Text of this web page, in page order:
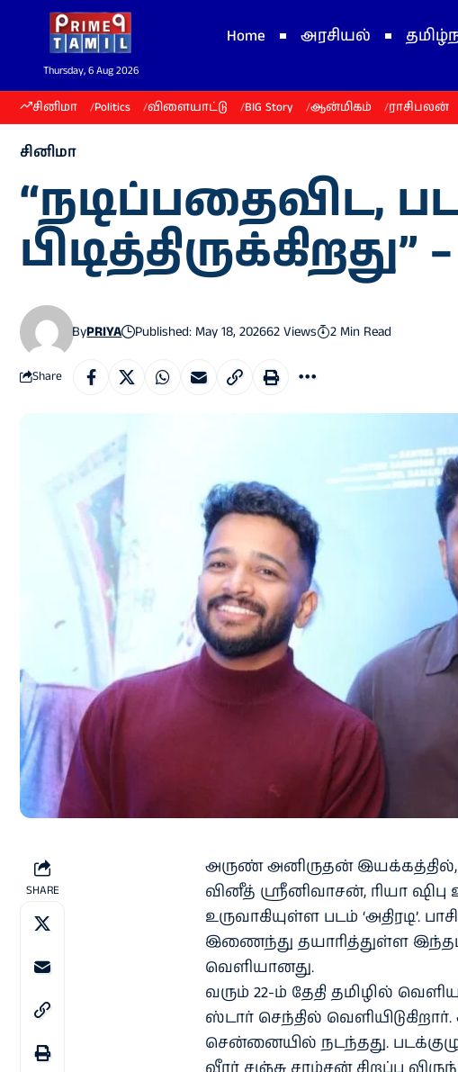
Thursday, 6 Aug 2026
Home அரசியல்
சினிமா Politics விளையாட்டு BIG Story ஆன்மிகம் ராசிபலன்
சினிமா
“நடிப்பதைவிட,
ByPRIYA Published: May 18, 202662 Views 2 Min Read
Share
SHARE
அருண் அனிருதன்
வினீத் ஸ்ரீனிவாசன், ரியா ஷிபு
உருவாகியுள்ள படம்
இணைந்து தயாரித்துள்ள
வெளியானது.
வரும் 22-ம் தேதி தமிழில்
ஸ்டார் செந்தில்
சென்னையில் நடந்தது.